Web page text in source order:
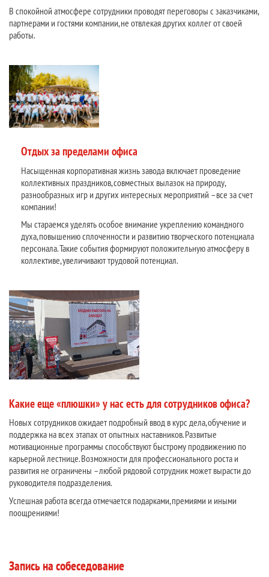
В спокойной атмосфере сотрудники проводят переговоры с заказчиками,
партнерами и гостями компании, не отвлекая других коллег от своей
работы.
Отдых за пределами офиса
Насыщенная корпоративная жизнь завода включает проведение
коллективных праздников, совместных вылазок на природу,
разнообразных игр и других интересных мероприятий – все за счет
компании!
Мы стараемся уделять особое внимание укреплению командного
духа, повышению сплоченности и развитию творческого потенциала
персонала. Такие события формируют положительную атмосферу в
коллективе, увеличивают трудовой потенциал.
Какие еще «плюшки» у нас есть для сотрудников офиса?
Новых сотрудников ожидает подробный ввод в курс дела, обучение и
поддержка на всех этапах от опытных наставников. Развитые
мотивационные программы способствуют быстрому продвижению по
карьерной лестнице. Возможности для профессионального роста и
развития не ограничены – любой рядовой сотрудник может вырасти до
руководителя подразделения.
Успешная работа всегда отмечается подарками, премиями и иными
поощрениями!
Запись на собеседование